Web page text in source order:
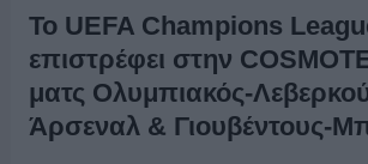
To UEFA Champions
επιστρέφει στην
ματς Ολυμπιακός-
Άρσεναλ & Γιουβέντους-